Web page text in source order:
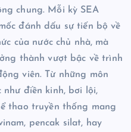
chung. Mỗi kỳ SEA
đánh dấu sự tiến bộ về
của nước chủ nhà, mà
thành vượt bậc về trình
viên. Từ những môn
điền kinh, bơi lội,
thao truyền thống mang
pencak silat, hay